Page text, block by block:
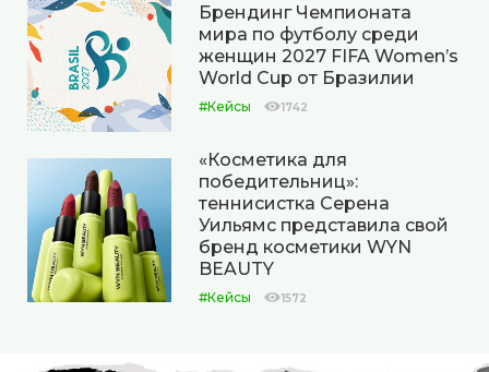
Брендинг Чемпионата
мира по футболу среди
женщин 2027 FIFA Women’s
World Cup от Бразилии
#Кейсы 1742
«Косметика для
победительниц»:
теннисистка Серена
Уильямс представила свой
бренд косметики WYN
BEAUTY
#Кейсы 1572